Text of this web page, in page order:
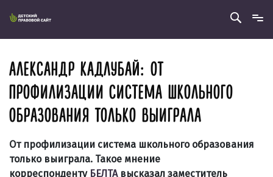
АЛЕКСАНДР КАДЛУБАЙ: ОТ
ПРОФИЛИЗАЦИИ СИСТЕМА ШКОЛЬНОГО
ОБРАЗОВАНИЯ ТОЛЬКО ВЫИГРАЛА
От профилизации система школьного образования
только выиграла. Такое мнение
корреспонденту БЕЛТАвысказал заместитель